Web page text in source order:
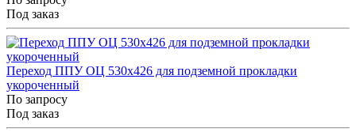
Под заказ
Переход ППУ ОЦ 530x426 для подземной прокладки
укороченный
По запросу
Под заказ